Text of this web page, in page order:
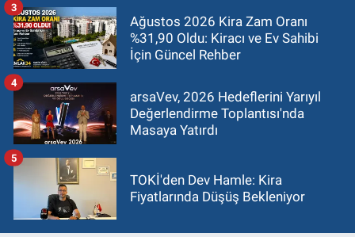
Ağustos 2026 Kira Zam Oranı
%31,90 Oldu: Kiracı ve Ev Sahibi
İçin Güncel Rehber
3
arsaVev, 2026 Hedeflerini Yarıyıl
Değerlendirme Toplantısı'nda
Masaya Yatırdı
4
TOKİ'den Dev Hamle: Kira
Fiyatlarında Düşüş Bekleniyor
5